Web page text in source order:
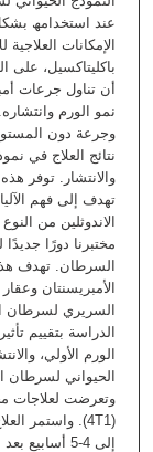
عند استخدامھ
الإمكانات
باكلیتاكسیل، على
أن تناول جرعات
نمو الورم
وجرعة دون
نتائج العلاج في
والانتشار. توفر
تھدف إلى فھم
الاندوثلین من
مختبرنا دورًا
السرطان. تھدف
الأمبریسنتان
السریري لسرطان
الدراسة بتقییم
الورم الأولي،
الحیواني لسرطان
إلى 4-5